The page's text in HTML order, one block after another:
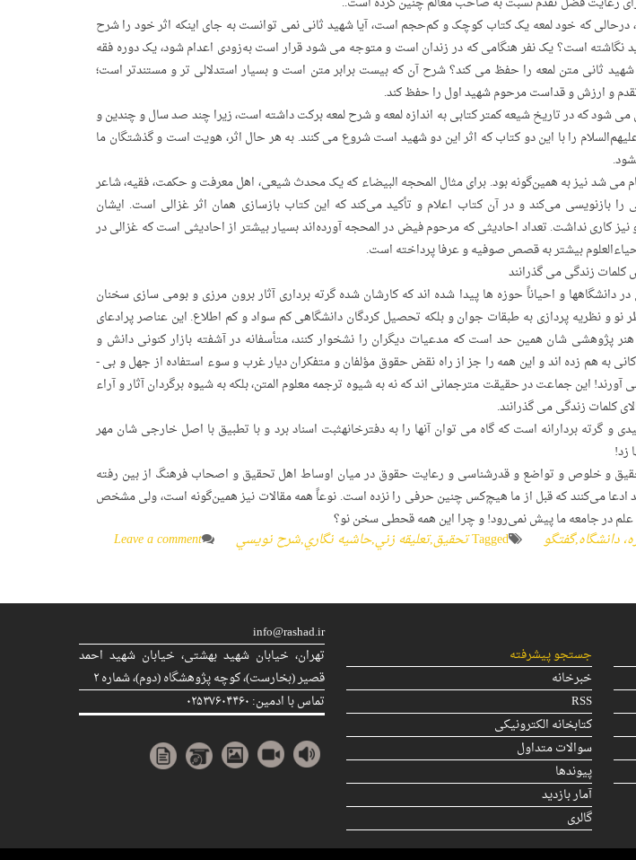
که خود لمعه یک کتاب کوچک و کم‌حجم است، آیا شهید ثانی نمی توانست به جای اینکه اثر خود را شرح
نگاشته است؟ یک نفر هنگامی که در زندان است و متوجه می شود قرار است به‌زودی اعدام شود، یک دوره فقه
ثانی متن لمعه را حفظ می کند؟ شرح آن که بیست برابر متن است و بسیار استدلالی تر و مستندتر است؛
و ارزش و قداست مرحوم شهید اول را حفظ کند.
می شود که در تاریخ شیعه کمتر کتابی به اندازه‌ لمعه و شرح لمعه برکت داشته است، زیرا چند صد سال و چندین و
را با این دو کتاب که اثر این دو شهید است شروع می کنند. به هر حال اثر، هویت است و گذشتگان ما
می شد نیز به همین‌گونه بود. برای مثال المحجه البیضاء که یک محدث شیعی، اهل معرفت و حکمت، فقیه، شاعر
بازنویسی می‌کند و در آن کتاب اعلام و تأکید می‌کند که این کتاب بازسازی همان اثر غزالی است. ایشان
نیز کاری نداشت. تعداد احادیثی که مرحوم فیض در المحجه آورده‌اند بسیار بیشتر از احادیثی است که غزالی در
بیشتر به قصص صوفیه و عرفا پرداخته است.
کلمات زندگی می گذرانند
و احیاناً حوزه­ ها پیدا شده ­اند که کارشان شده گرته ­برداری آثار برون­ مرزی و بومی ­سازی سخنان
نو و نظریه ­پردازی به طبقات جوان و بلکه تحصیل کردگان دانشگاهی کم­ سواد و کم اطلاع. این عناصر پرادعای
پژوهشی ­شان همین حد است که مدعیات دیگران را نشخوار کنند، متأسفانه در آشفته ­بازار کنونی دانش و
دانشگاه­های ما برای خود دفتر و دکانی به هم زده اند و این همه را جز از راه نقض حقوق مؤلفان و متفکران دیار غرب و سوء استفاده از جهل و بی ­
این جماعت در حقیقت مترجمانی ­اند که نه به شیوه­ ترجمه­ معلوم المتن، بلکه به­ شیوه­ برگردان آثار و آراء
کلمات زندگی می­ گذرانند.
و گرته ­بردارانه است که گاه می­ توان آنها را به دفترخانهثبت اسناد برد و با تطبیق با اصل خارجی ­شان مهر
زد!
و خلوص و تواضع و قدرشناسی و رعایت حقوق در میان اوساط اهل تحقیق و اصحاب فرهنگ از بین رفته
ادعا می‌کنند که قبل از ما هیچ‌کس چنین حرفی را نزده است. نوعاً همه‌ مقالات نیز همین‌گونه است، ولی مشخص
علم در جامعه­ ما پیش نمی‌رود! و چرا این همه قحطی سخن نو؟
دانشگاه,گفتگو Taggedتحقيق,تعليقه زني,حاشيه نگاري,شرح نويسي Leave a comment
جستجو پیشرفته
خبرخانه
RSS
کتابخانه الکترونیکی
سوالات متداول
پیوندها
آمار بازدید
گالری
info@rashad.ir
تهران، خیابان شهید بهشتی، خیابان شهید احمد
قصیر (بخارست)، كوچه پژوهشگاه (دوم)، شماره ۲
تماس با ادمین: ۰۲۵۳۷۶۰۴۴۶۰